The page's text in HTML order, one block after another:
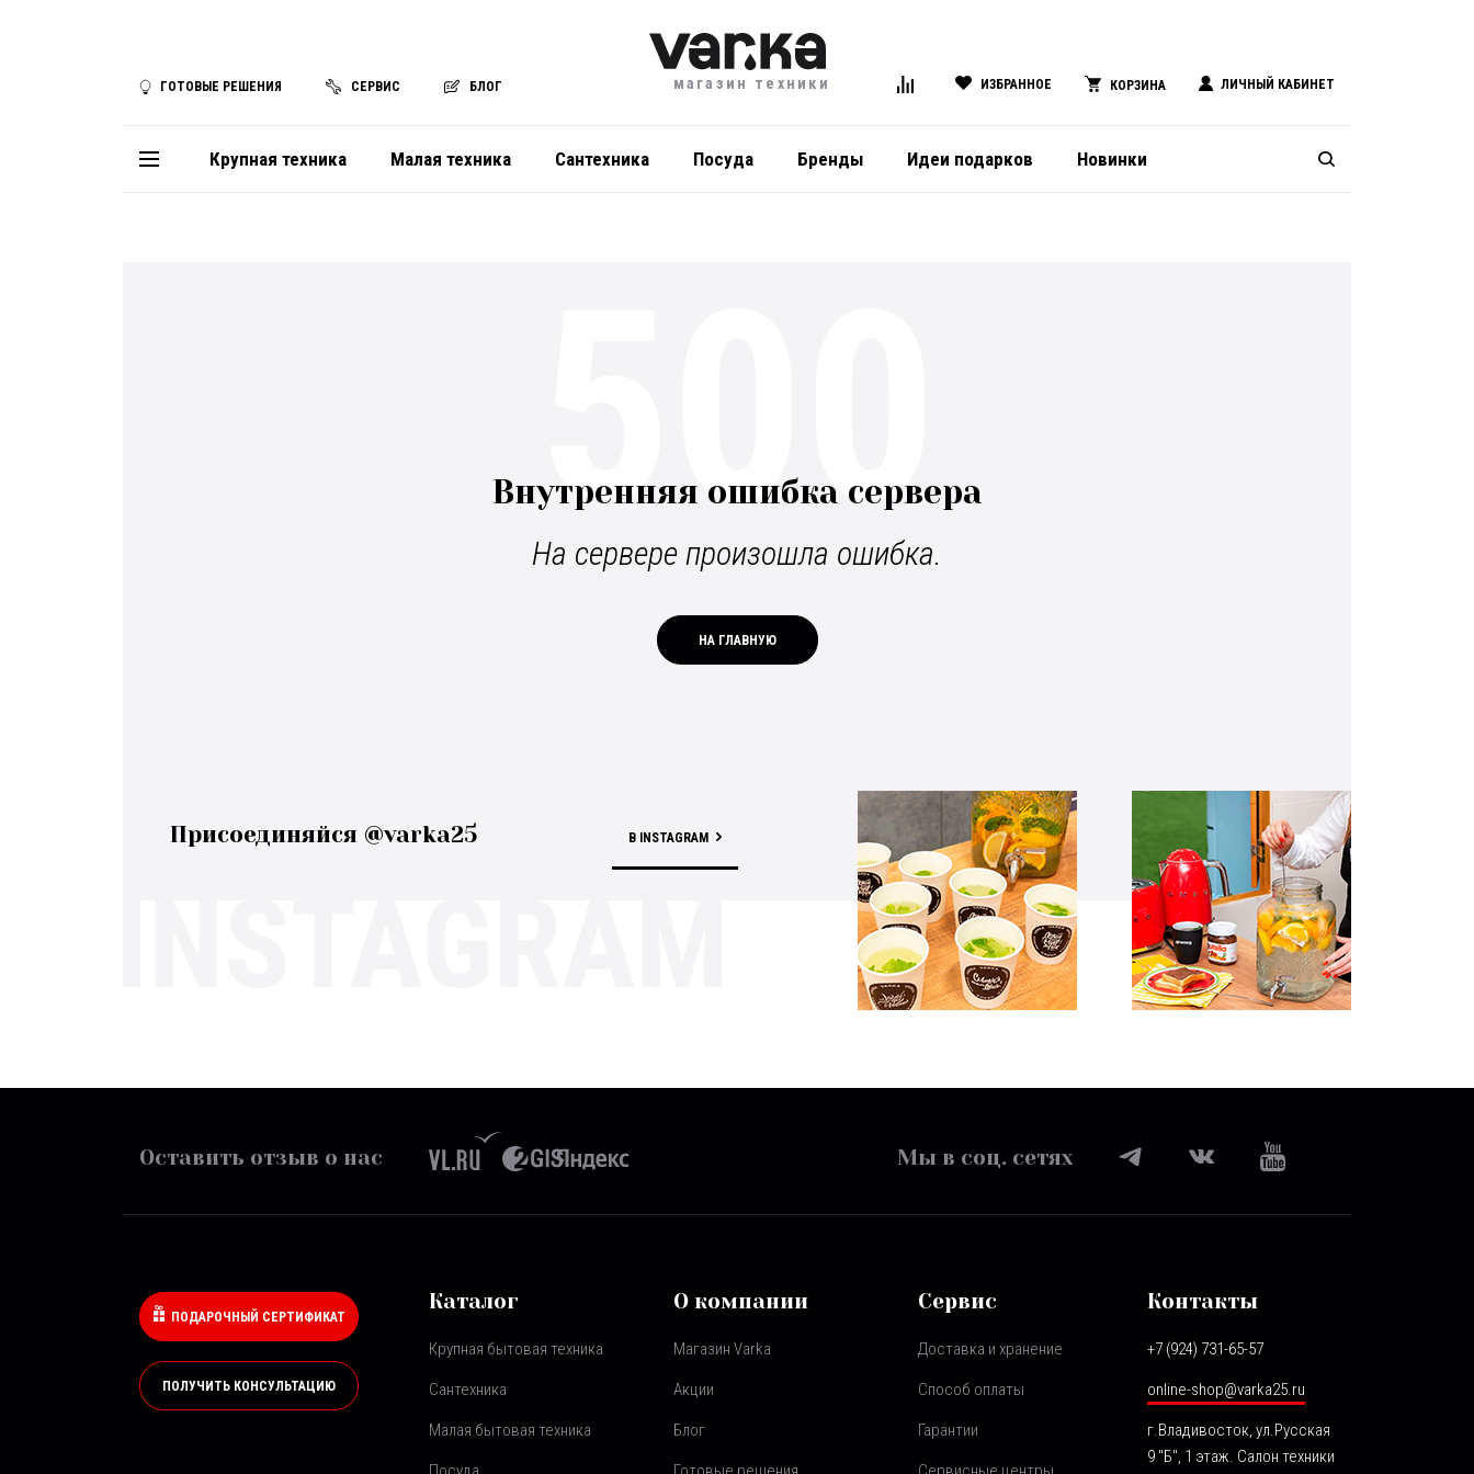
ГОТОВЫЕ РЕШЕНИЯ СЕРВИС БЛОГ магазин техники ИЗБРАННОЕ КОРЗИНА ЛИЧНЫЙ КАБИНЕТ
Крупная техника Малая техника Сантехника Посуда Бренды Идеи подарков Новинки
Внутренняя ошибка сервера
На сервере произошла ошибка.
НА ГЛАВНУЮ
500
Присоединяйся @varka25 В INSTAGRAM
Оставить отзыв о нас Мы в соц. сетях
ПОДАРОЧНЫЙ СЕРТИФИКАТ
ПОЛУЧИТЬ КОНСУЛЬТАЦИЮ
Каталог
Крупная бытовая техника
Сантехника
Малая бытовая техника
О компании
Магазин Varka
Акции
Блог
Сервис
Доставка и хранение
Способ оплаты
Гарантии
Контакты
+7 (924) 731-65-57
online-shop@varka25.ru
г.Владивосток, ул.Русская
9 "Б", 1 этаж. Салон техники